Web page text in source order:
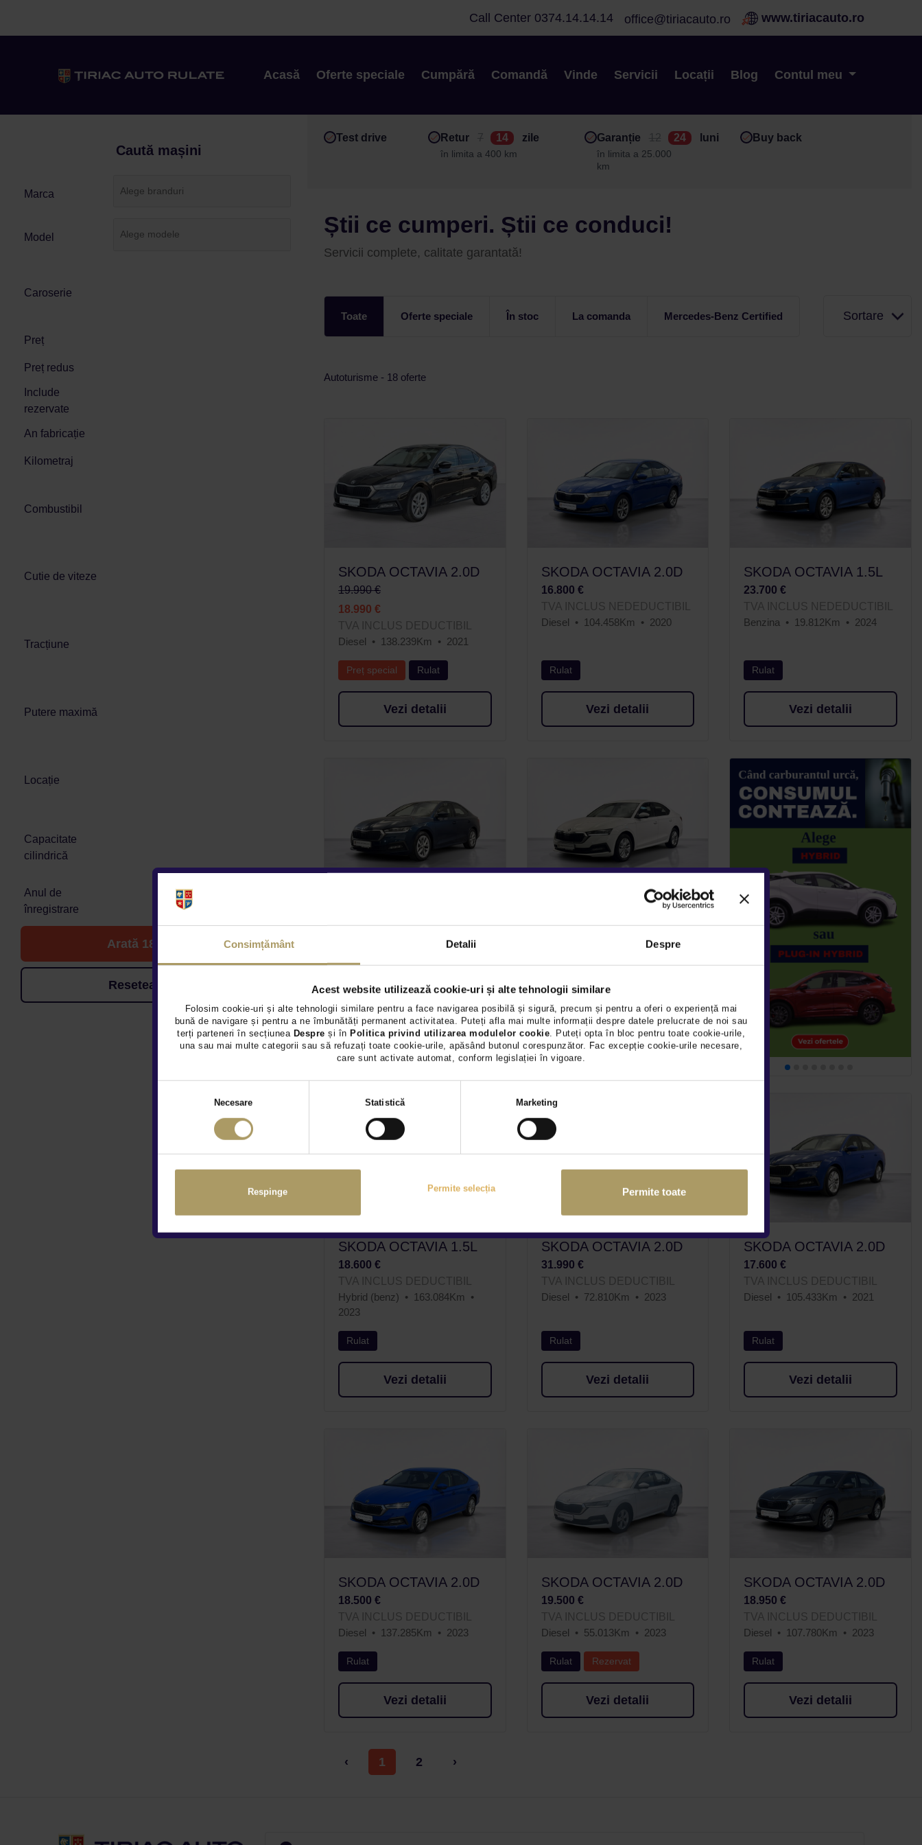
Consimțământ Detalii Despre
Acest website utilizează cookie-uri și alte tehnologii similare
Folosim cookie-uri și alte tehnologii similare pentru a face navigarea posibilă și sigură, precum și pentru a oferi o experiență mai
bună de navigare și pentru a ne îmbunătăți permanent activitatea. Puteți afla mai multe informații despre datele prelucrate de noi sau
terți parteneri în secțiunea Despre și în Politica privind utilizarea modulelor cookie. Puteți opta în bloc pentru toate cookie-urile,
una sau mai multe categorii sau să refuzați toate cookie-urile, apăsând butonul corespunzător. Fac excepție cookie-urile necesare,
care sunt activate automat, conform legislației în vigoare.
consimțământului
Necesare Statistică Marketing
Respinge Permite selecția Permite toate
Call Center 0374.14.14.14 office@tiriacauto.ro www.tiriacauto.ro
Acasă Oferte speciale Cumpără Comandă Vinde Servicii Locații Blog Contul meu
Caută mașini
Marca
Model
Caroserie
Preț
Preț redus
Include
rezervate
An fabricație
Kilometraj
Combustibil
Cutie de viteze
Tracțiune
Putere maximă
Locație
Capacitate
cilindrică
Anul de
înregistrare
Arată 18 de oferte
Resetează filtrele
Test drive Retur 14 zile
în limita a 400 km
Garanție 24 luni
în limita a 25.000
km
Buy back
Știi ce cumperi. Știi ce conduci!
Servicii complete, calitate garantată!
Toate Oferte speciale În stoc La comanda Mercedes-Benz Certified Sortare
Autoturisme - 18 oferte
SKODA OCTAVIA 2.0D
19.990 €
18.990 €
TVA INCLUS DEDUCTIBIL
Diesel
138.239Km 2021
Preț special Rulat
Vezi detalii
SKODA OCTAVIA 2.0D
16.800 €
TVA INCLUS NEDEDUCTIBIL
Diesel
104.458Km 2020
Rulat
Vezi detalii
SKODA OCTAVIA 1.5L
23.700 €
TVA INCLUS NEDEDUCTIBIL
Benzina
19.812Km 2024
Rulat
Vezi detalii
TVA INCLUS NEDEDUCTIBIL
Benzina
60.451Km 2021
Rulat
Vezi detalii
SKODA OCTAVIA 1.0L
TVA INCLUS DEDUCTIBIL
Benzina
99.909Km 2023
Rulat
Vezi detalii
SKODA OCTAVIA 1.5L
18.600 €
TVA INCLUS DEDUCTIBIL
Hybrid (benz)
163.084Km
2023
Rulat
Vezi detalii
SKODA OCTAVIA 2.0D
31.990 €
TVA INCLUS DEDUCTIBIL
Diesel
72.810Km 2023
Rulat
Vezi detalii
SKODA OCTAVIA 2.0D
17.600 €
TVA INCLUS DEDUCTIBIL
Diesel
105.433Km 2021
Rulat
Vezi detalii
SKODA OCTAVIA 2.0D
18.500 €
TVA INCLUS DEDUCTIBIL
Diesel
137.285Km 2023
Rulat
Vezi detalii
SKODA OCTAVIA 2.0D
19.500 €
TVA INCLUS DEDUCTIBIL
Diesel
55.013Km 2023
Rulat Rezervat
Vezi detalii
SKODA OCTAVIA 2.0D
18.950 €
TVA INCLUS DEDUCTIBIL
Diesel
107.780Km 2023
Rulat
Vezi detalii
‹ 1 2 ›